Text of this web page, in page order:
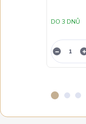
DO 3 DNŮ